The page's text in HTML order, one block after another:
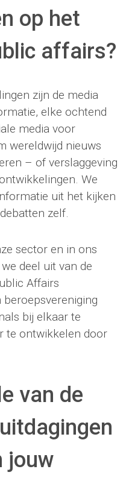
op het
affairs?
zijn de media
elke ochtend
media voor
wereldwijd nieuws
– of verslaggeving
We
uit het kijken
zelf.
sector en in ons
deel uit van de
Affairs
beroepsvereniging
bij elkaar te
te ontwikkelen door
van de
jouw